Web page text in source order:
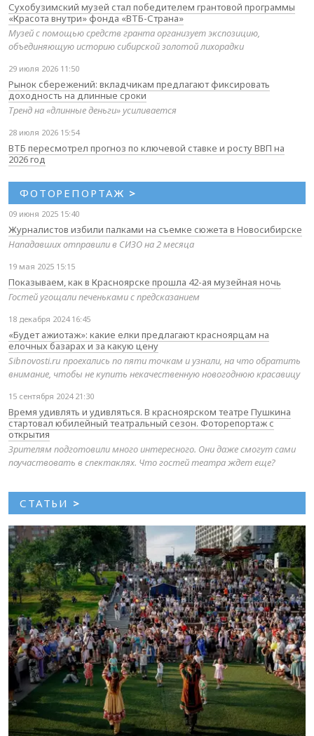
Сухобузимский музей стал победителем грантовой программы
«Красота внутри» фонда «ВТБ-Страна»
Музей с помощью средств гранта организует экспозицию,
объединяющую историю сибирской золотой лихорадки
29 июля 2026 11:50
Рынок сбережений: вкладчикам предлагают фиксировать
доходность на длинные сроки
Тренд на «длинные деньги» усиливается
28 июля 2026 15:54
ВТБ пересмотрел прогноз по ключевой ставке и росту ВВП на
2026 год
ФОТОРЕПОРТАЖ >
09 июня 2025 15:40
Журналистов избили палками на съемке сюжета в Новосибирске
Нападавших отправили в СИЗО на 2 месяца
19 мая 2025 15:15
Показываем, как в Красноярске прошла 42-ая музейная ночь
Гостей угощали печеньками с предсказанием
18 декабря 2024 16:45
«Будет ажиотаж»: какие елки предлагают красноярцам на
елочных базарах и за какую цену
Sibnovosti.ru проехались по пяти точкам и узнали, на что обратить
внимание, чтобы не купить некачественную новогоднюю красавицу
15 сентября 2024 21:30
Время удивлять и удивляться. В красноярском театре Пушкина
стартовал юбилейный театральный сезон. Фоторепортаж с
открытия
Зрителям подготовили много интересного. Они даже смогут сами
поучаствовать в спектаклях. Что гостей театра ждет еще?
СТАТЬИ >